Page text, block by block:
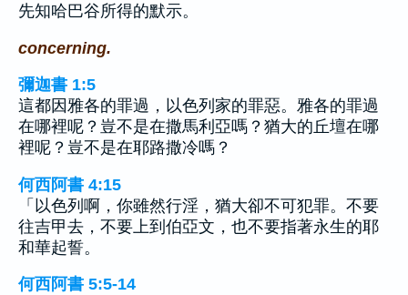
先知哈巴谷所得的默示。
concerning.
彌迦書 1:5
這都因雅各的罪過，以色列家的罪惡。雅各的罪過
在哪裡呢？豈不是在撒馬利亞嗎？猶大的丘壇在哪
裡呢？豈不是在耶路撒冷嗎？
何西阿書 4:15
「以色列啊，你雖然行淫，猶大卻不可犯罪。不要
往吉甲去，不要上到伯亞文，也不要指著永生的耶
和華起誓。
何西阿書 5:5-14